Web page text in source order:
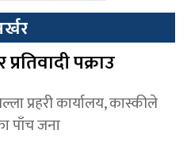
पक्राउ
प्रहरी कार्यालय, कास्कीले
पाँच जना